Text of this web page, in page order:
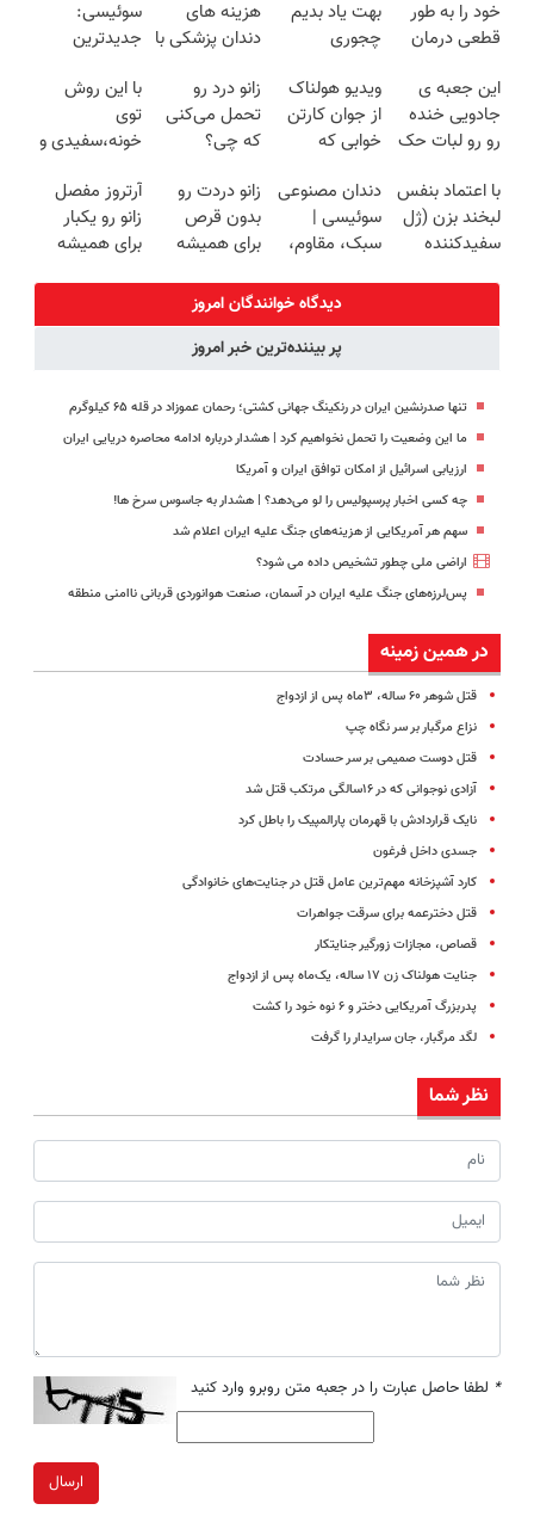
خود را به طور
قطعی درمان
◗پرسش‌نامه◖
بهت یاد بدیم
چجوری
نداری امتحانش
مجانیه
هزینه های
دندان پزشکی با
کننده خانگی
سوئیسی:
جدیدترین
سبک و مقاوم |
پرداخت قسطی
این جعبه ی
جادویی خنده
رو رو لبات حک
خرید40%تخفیف
ویدیو هولناک
از جوان کارتن
خوابی که
آموزش رایگان
زانو درد رو
تحمل می‌کنی
که چی؟
همین‌جاست!
با این روش
توی
خونه،سفیدی و
برگردون
(40%off)
با اعتماد بنفس
لبخند بزن (ژل
سفیدکننده
دندان مصنوعی
سوئیسی |
سبک، مقاوم،
رایگان+پرداخت
اقساطی😍
زانو دردت رو
بدون قرص
برای همیشه
اول،
پرسش‌نامه)
آرتروز مفصل
زانو رو یکبار
برای همیشه
دیدگاه خوانندگان امروز
پر بیننده‌ترین خبر امروز
تنها صدرنشین ایران در رنکینگ جهانی کشتی؛ رحمان عموزاد در قله ۶۵ کیلوگرم
ما این وضعیت را تحمل نخواهیم کرد | هشدار درباره ادامه محاصره دریایی ایران
ارزیابی اسرائیل از امکان توافق ایران و آمریکا
چه کسی اخبار پرسپولیس را لو می‌دهد؟ | هشدار به جاسوس سرخ ها!
سهم هر آمریکایی از هزینه‌های جنگ علیه ایران اعلام شد
اراضی ملی چطور تشخیص داده می شود؟
پس‌لرزه‌های جنگ علیه ایران در آسمان، صنعت هوانوردی قربانی ناامنی منطقه
در همین زمینه
قتل شوهر ۶۰ ساله، ۳‌ماه پس از ازدواج
نزاع مرگبار بر سر نگاه چپ
قتل دوست صمیمی بر سر حسادت
آزادی نوجوانی که در ۱۶سالگی مرتکب قتل شد
نایک قراردادش با قهرمان پارالمپیک را باطل کرد
جسدی داخل فرغون
کارد آشپزخانه مهم‌ترین عامل قتل در جنایت‌های خانوادگی
قتل دخترعمه برای سرقت جواهرات
قصاص، مجازات زورگیر جنایتکار
جنایت هولناک زن ۱۷ ساله، یک‌ماه پس از ازدواج
پدربزرگ آمریکایی دختر و ۶ نوه خود را کشت
لگد مرگبار، جان سرایدار را گرفت
نظر شما
* لطفا حاصل عبارت را در جعبه متن روبرو وارد کنید
ارسال